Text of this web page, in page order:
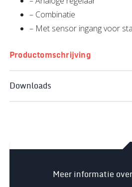
Productomschrijving
Downloads
Meer informatie
– Combinatie
– Met sensor ingang voor